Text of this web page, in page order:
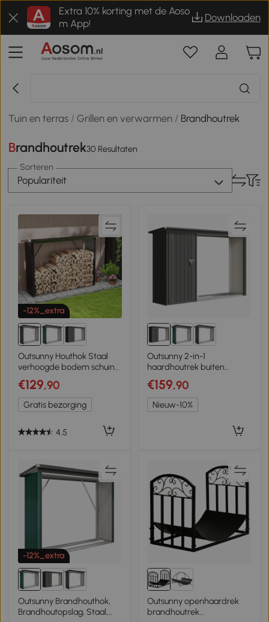
Extra 10% korting met de Aoso
m App!
Downloaden
Tuin en terras /Grillen en verwarmen / Brandhoutrek
Brandhoutrek30 Resultaten
Sorteren
Populariteit
-12%_extra
Outsunny Houthok Staal
verhoogde bodem schuin
dak voor kleine tot grote
tuin, Donkergrijs
€129,90
Gratis bezorging
4.5
Outsunny 2-in-1
haardhoutrek buiten
verzinkt staal 235 x 67 x 149
cm brandhoutrek met
gereedschapskast schuin
dak donkergrijs
€159,90
Nieuw-10%
-12%_extra
Outsunny Brandhouthok,
Brandhoutopslag, Staal,
Outsunny openhaardrek
brandhoutrek